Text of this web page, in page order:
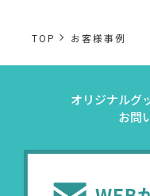
TOP お客様事例
オリジナルグ
お問